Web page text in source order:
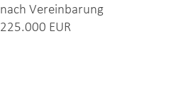
nach Vereinbarung
225.000 EUR